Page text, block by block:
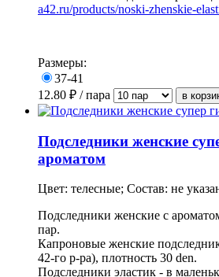
a42.ru/products/noski-zhenskie-
Размеры:
37-41
12.80 ₽ / пара
Подследники женские
ароматом
Цвет: телесные; Состав: не
Подследники женские с
пар.
Капроновые женские
42-го р-ра), плотность 30 den.
Подследники эластик - в